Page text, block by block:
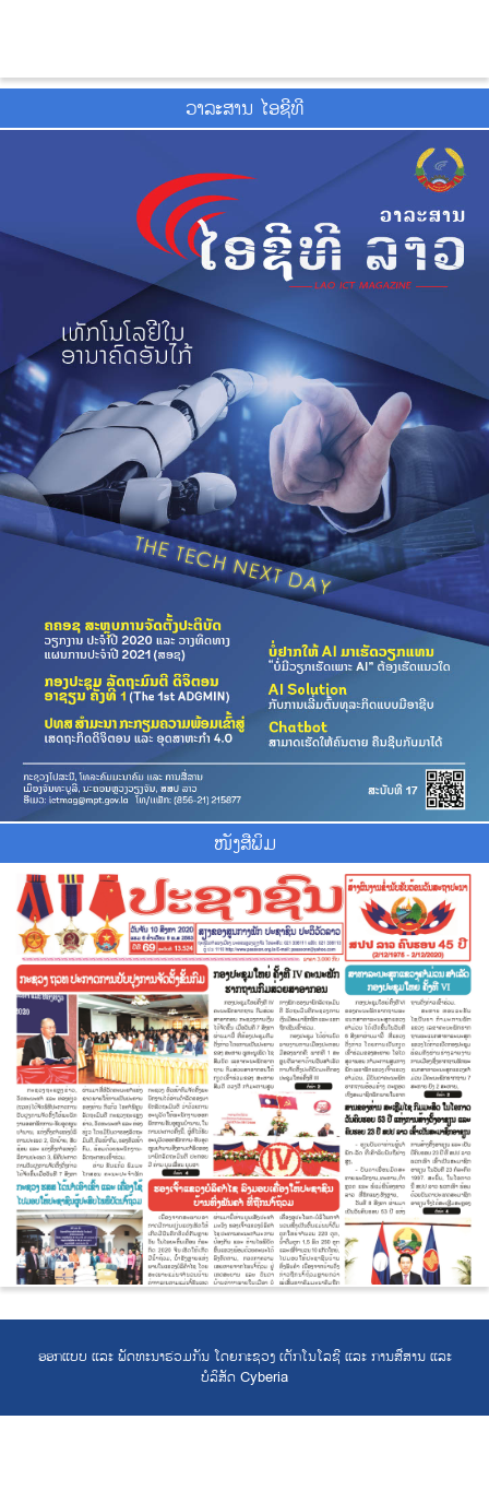
ວາ​ລະ​ສານ ໄອ​ຊີ​ທີ
ໜັງສືພິມ
ອອກແບບ ແລະ ພັດທະນາຮ່ວມກັນ ໂດຍກະຊວງ ເຕັກໂນໂລຊີ ແລະ ການສື່ສານ ແລະ
ບໍລິສັດ Cyberia